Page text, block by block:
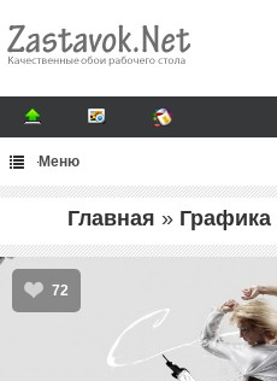
Меню
Главная » Графика
72